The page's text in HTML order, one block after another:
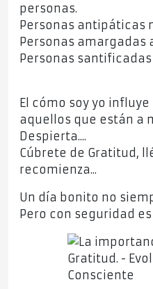
personas.
Personas antipáticas
Personas amargadas
Personas
El cómo soy yo
aquellos que están a
Despierta....
Cúbrete de Gratitud,
recomienza...
Un día bonito no
Pero con seguridad es